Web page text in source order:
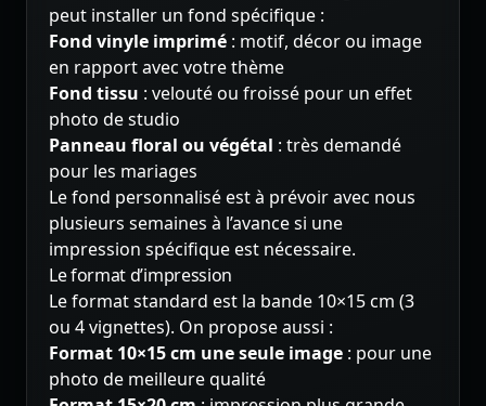
peut installer un fond spécifique :
Fond vinyle imprimé : motif, décor ou image
en rapport avec votre thème
Fond tissu : velouté ou froissé pour un effet
photo de studio
Panneau floral ou végétal : très demandé
pour les mariages
Le fond personnalisé est à prévoir avec nous
plusieurs semaines à l’avance si une
impression spécifique est nécessaire.
Le format d’impression
Le format standard est la bande 10×15 cm (3
ou 4 vignettes). On propose aussi :
Format 10×15 cm une seule image : pour une
photo de meilleure qualité